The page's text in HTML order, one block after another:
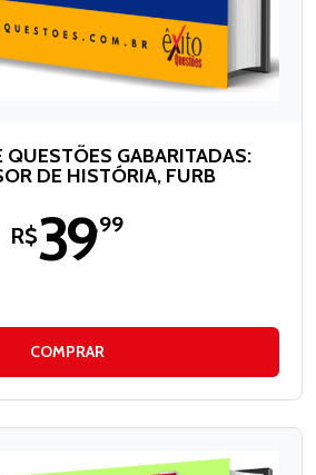
QUESTÕES GABARITADAS:
DE HISTÓRIA, FURB
R$39,99
COMPRAR